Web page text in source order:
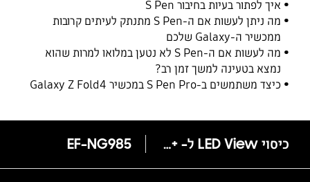
איך לפתור בעיות בחיבור S Pen
מה ניתן לעשות אם ה-S Pen מתנתק לעיתים קרובות
ממכשיר ה-Galaxy שלכם
מה לעשות אם ה-S Pen לא נטען במלואו למרות שהוא
נמצא בטעינה למשך זמן רב?
כיצד משתמשים ב-S Pen Pro במכשיר Galaxy Z Fold4
כיסוי LED View ל- +Galaxy S20 EF-NG985